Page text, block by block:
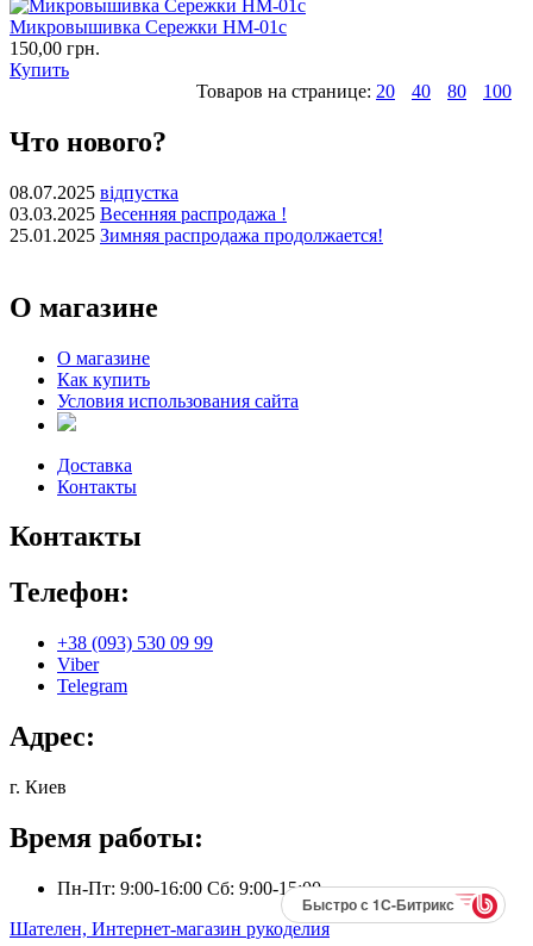
Микровышивка Сережки НМ-01с
150,00 грн.
Купить
Товаров на странице: 20 40 80 100
Что нового?
08.07.2025 відпустка
03.03.2025 Весенняя распродажа !
25.01.2025 Зимняя распродажа продолжается!
О магазине
О магазине
Как купить
Условия использования сайта
Доставка
Контакты
Контакты
Телефон:
+38 (093) 530 09 99
Viber
Telegram
Адрес:
г. Киев
Время работы:
Пн-Пт: 9:00-16:00 Сб: 9:00-15:00
Шателен, Интернет-магазин рукоделия
Быстро с 1С-Битрикс